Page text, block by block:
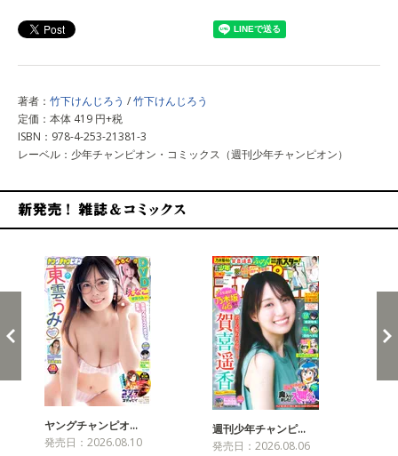
著者： 竹下けんじろう /竹下けんじろう
定価：本体 419 円+税
ISBN：978-4-253-21381-3
レーベル：少年チャンピオン・コミックス（週刊少年チャンピオン）
ヤングチャンピオ…
発売日：2026.08.10
週刊少年チャンピ…
発売日：2026.08.06